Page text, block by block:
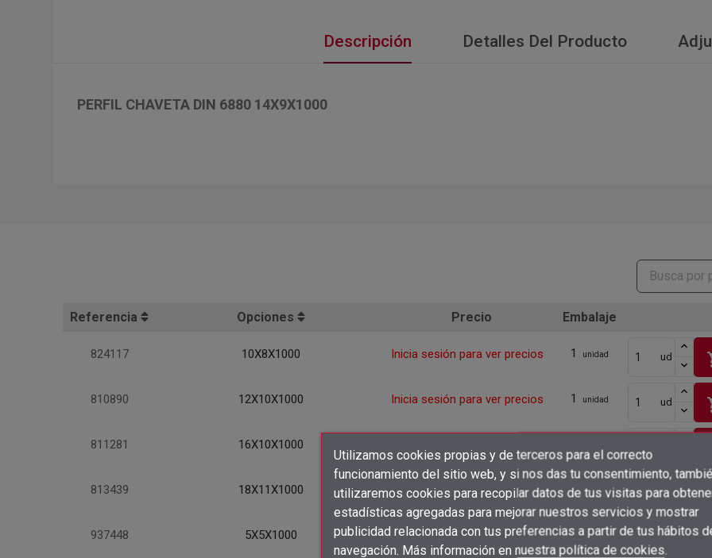
Añadir a la lista de deseos×
Crear lista de deseos ×
Nombre de la lista de deseos
Iniciar sesión ×
Debe iniciar sesión para guardar productos en su lista de deseos.
Utilizamos cookies propias y de terceros para el correcto
funcionamiento del sitio web, y si nos das tu consentimiento,
utilizaremos cookies para recopilar datos de tus visitas para
estadísticas agregadas para mejorar nuestros servicios y mostrar
publicidad relacionada con tus preferencias a partir de tus hábitos
navegación. Más información en nuestra política de cookies.
Descripción Detalles Del Producto
PERFIL CHAVETA DIN 6880 14X9X1000
Referencia Opciones Precio Embalaje
824117 10X8X1000 Inicia sesión para ver precios 1 unidad ud
810890 12X10X1000 Inicia sesión para ver precios 1 unidad ud
811281 16X10X1000
813439 18X11X1000 Inicia sesión para ver precios 1 unidad ud
937448 5X5X1000 Inicia sesión para ver precios 1 unidad ud